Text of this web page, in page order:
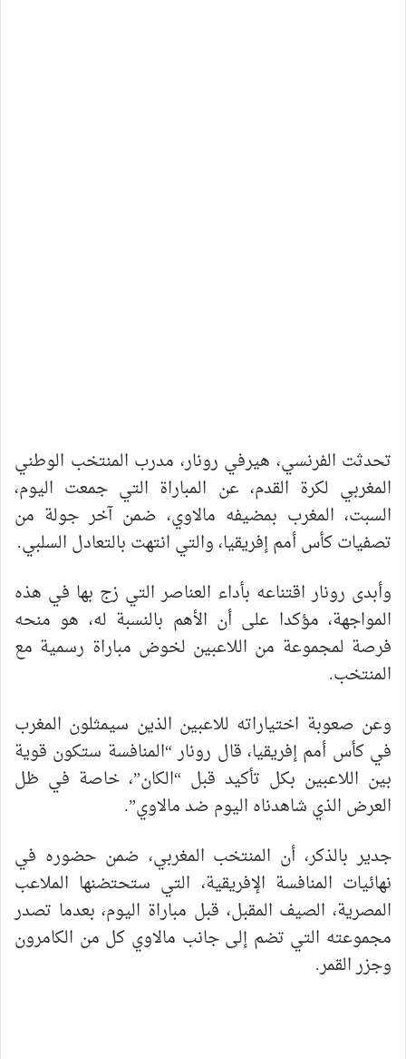
تحدثت الفرنسي، هيرفي رونار، مدرب المنتخب الوطني
المغربي لكرة القدم، عن المباراة التي جمعت اليوم،
السبت، المغرب بمضيفه مالاوي، ضمن آخر جولة من
تصفيات كأس أمم إفريقيا، والتي انتهت بالتعادل السلبي.
وأبدى رونار اقتناعه بأداء العناصر التي زج بها في هذه
المواجهة، مؤكدا على أن الأهم بالنسبة له، هو منحه
فرصة لمجموعة من اللاعبين لخوض مباراة رسمية مع
المنتخب.
وعن صعوبة اختياراته للاعبين الذين سيمثلون المغرب
في كأس أمم إفريقيا، قال رونار “المنافسة ستكون قوية
بين اللاعبين بكل تأكيد قبل “الكان”، خاصة في ظل
العرض الذي شاهدناه اليوم ضد مالاوي”.
جدير بالذكر، أن المنتخب المغربي، ضمن حضوره في
نهائيات المنافسة الإفريقية، التي ستحتضنها الملاعب
المصرية، الصيف المقبل، قبل مباراة اليوم، بعدما تصدر
مجموعته التي تضم إلى جانب مالاوي كل من الكامرون
وجزر القمر.